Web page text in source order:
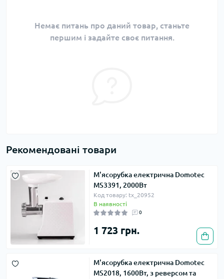
Немає питань про даний товар, станьте
першим і задайте своє питання.
Рекомендовані товари
М'ясорубка електрична Domotec
MS3391, 2000Вт
Код товару: tx_20952
В наявності
0
1 723 грн.
М'ясорубка електрична Domotec
MS2018, 1600Вт, з реверсом та